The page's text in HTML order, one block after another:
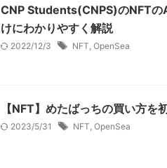
CNP Students(CNPS)のNFTの
けにわかりやすく解説
2022/12/3 NFT, OpenSea
【NFT】めたばっちの買い方
2023/5/31 NFT, OpenSea